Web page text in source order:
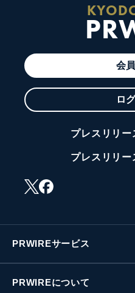
会
ロ
プレスリリー
プレスリリー
PRWIREサービス
PRWIREについて